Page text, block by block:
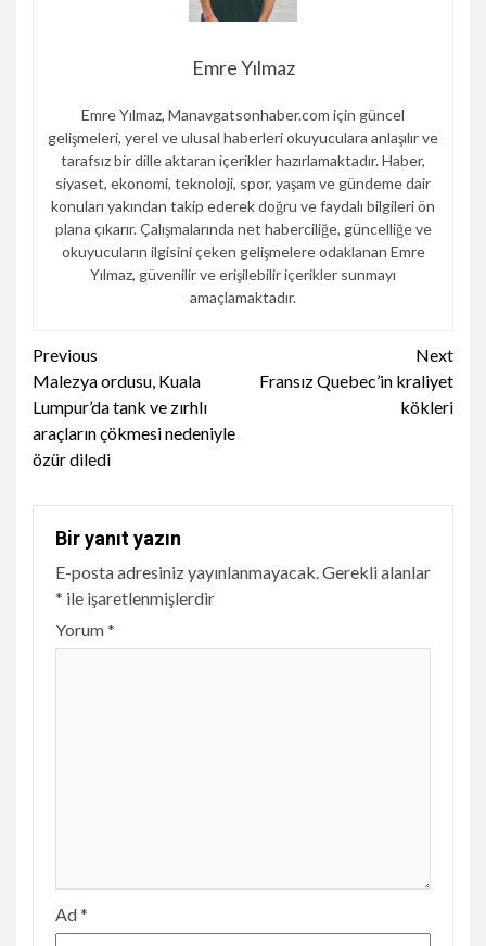
Emre Yılmaz
Emre Yılmaz, Manavgatsonhaber.com için güncel
gelişmeleri, yerel ve ulusal haberleri okuyuculara anlaşılır ve
tarafsız bir dille aktaran içerikler hazırlamaktadır. Haber,
siyaset, ekonomi, teknoloji, spor, yaşam ve gündeme dair
konuları yakından takip ederek doğru ve faydalı bilgileri ön
plana çıkarır. Çalışmalarında net haberciliğe, güncelliğe ve
okuyucuların ilgisini çeken gelişmelere odaklanan Emre
Yılmaz, güvenilir ve erişilebilir içerikler sunmayı
amaçlamaktadır.
Continue
Reading
Previous
Malezya ordusu, Kuala
Lumpur’da tank ve zırhlı
araçların çökmesi nedeniyle
özür diledi
Next
Fransız Quebec’in kraliyet
kökleri
Bir yanıt yazın
E-posta adresiniz yayınlanmayacak. Gerekli alanlar
* ile işaretlenmişlerdir
Yorum*
Ad*